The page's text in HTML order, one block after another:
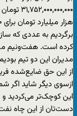
برگردیم به عددی که
کرده است. هفت‌ونیم
مدیران این دو تیم
از این حق ضایع‌شده
ازسوی دیگر شاید اگر
این کوچک‌تر می‌کردید
دست‌تان از این چاه